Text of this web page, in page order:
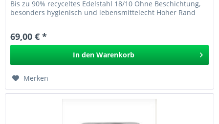
Bis zu 90% recyceltes Edelstahl 18/10 Ohne Beschichtung,
besonders hygienisch und lebensmittelecht Hoher Rand
69,00 € *
In den Warenkorb
Merken